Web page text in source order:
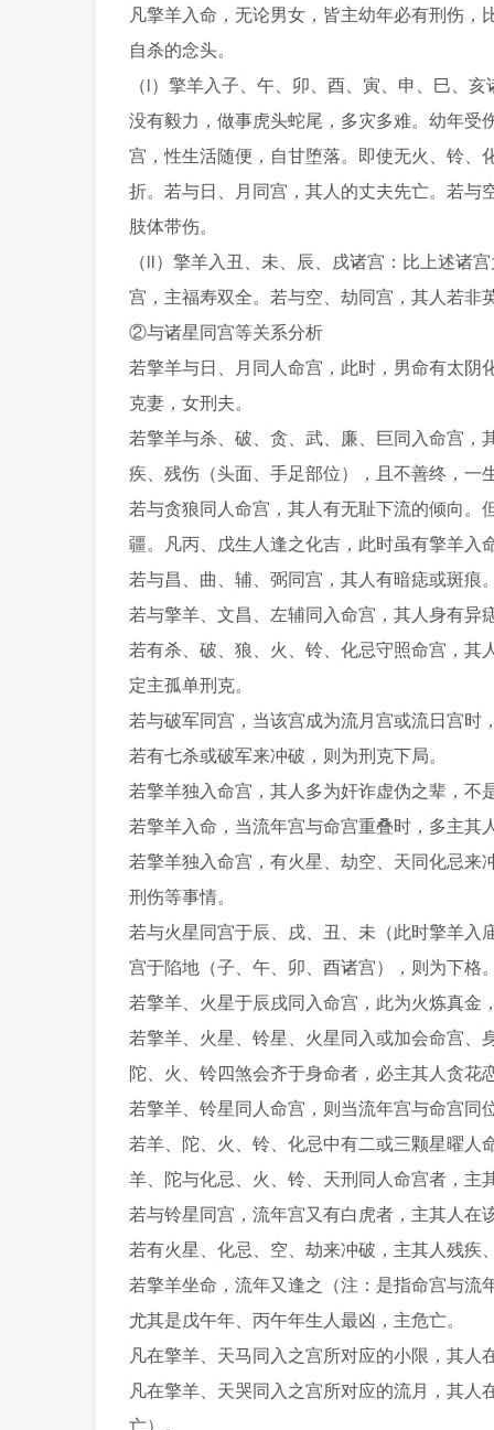
凡擎羊入命，无论男女，皆主幼年必有刑伤
自杀的念头。
（i）擎羊入子、午、卯、酉、寅、申、巳、
没有毅力，做事虎头蛇尾，多灾多难。幼年
宫，性生活随便，自甘堕落。即使无火、铃
折。若与日、月同宫，其人的丈夫先亡。若
肢体带伤。
（ii）擎羊入丑、未、辰、戌诸宫：比上述诸
宫，主福寿双全。若与空、劫同宫，其人若
②与诸星同宫等关系分析
若擎羊与日、月同人命宫，此时，男命有太
克妻，女刑夫。
若擎羊与杀、破、贪、武、廉、巨同入命宫
疾、残伤（头面、手足部位），且不善终，一
若与贪狼同人命宫，其人有无耻下流的倾向。
疆。凡丙、戊生人逢之化吉，此时虽有擎羊入
若与昌、曲、辅、弼同宫，其人有暗痣或斑痕
若与擎羊、文昌、左辅同入命宫，其人身有异
若有杀、破、狼、火、铃、化忌守照命宫，
定主孤单刑克。
若与破军同宫，当该宫成为流月宫或流日宫时
若有七杀或破军来冲破，则为刑克下局。
若擎羊独入命宫，其人多为奸诈虚伪之辈，不
若擎羊入命，当流年宫与命宫重叠时，多主其
若擎羊独入命宫，有火星、劫空、天同化忌
刑伤等事情。
若与火星同宫于辰、戌、丑、未（此时擎羊
宫于陷地（子、午、卯、酉诸宫），则为下格
若擎羊、火星于辰戌同入命宫，此为火炼真金
若擎羊、火星、铃星、火星同入或加会命宫、
陀、火、铃四煞会齐于身命者，必主其人贪花
若擎羊、铃星同人命宫，则当流年宫与命宫
若羊、陀、火、铃、化忌中有二或三颗星曜人
羊、陀与化忌、火、铃、天刑同人命宫者，主
若与铃星同宫，流年宫又有白虎者，主其人在
若有火星、化忌、空、劫来冲破，主其人残疾
若擎羊坐命，流年又逢之（注：是指命宫与流
尤其是戊午年、丙午年生人最凶，主危亡。
凡在擎羊、天马同入之宫所对应的小限，其人
凡在擎羊、天哭同入之宫所对应的流月，其